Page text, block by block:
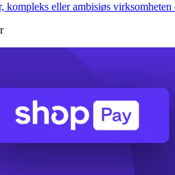
kompleks eller ambisiøs virksomheten